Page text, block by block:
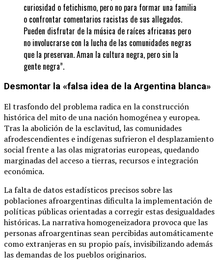
curiosidad o fetichismo, pero no para formar una familia
o confrontar comentarios racistas de sus allegados.
Pueden disfrutar de la música de raíces africanas pero
no involucrarse con la lucha de las comunidades negras
que la preservan. Aman la cultura negra, pero sin la
gente negra”.
Desmontar la «falsa idea de la Argentina blanca»
El trasfondo del problema radica en la construcción
histórica del mito de una nación homogénea y europea.
Tras la abolición de la esclavitud, las comunidades
afrodescendientes e indígenas sufrieron el desplazamiento
social frente a las olas migratorias europeas, quedando
marginadas del acceso a tierras, recursos e integración
económica.
La falta de datos estadísticos precisos sobre las
poblaciones afroargentinas dificulta la implementación de
políticas públicas orientadas a corregir estas desigualdades
históricas. La narrativa homogeneizadora provoca que las
personas afroargentinas sean percibidas automáticamente
como extranjeras en su propio país, invisibilizando además
las demandas de los pueblos originarios.